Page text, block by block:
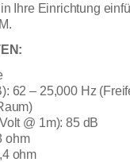
Ihre Einrichtung
62 – 25,000 Hz
@ 1m): 85 dB
ohm
ohm